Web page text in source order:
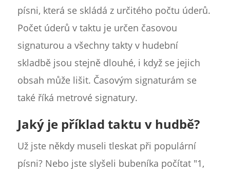
písni, která se skládá z určitého počtu úderů.
Počet úderů v taktu je určen časovou
signaturou a všechny takty v hudební
skladbě jsou stejně dlouhé, i když se jejich
obsah může lišit. Časovým signaturám se
také říká metrové signatury.
Jaký je příklad taktu v hudbě?
Už jste někdy museli tleskat při populární
písni? Nebo jste slyšeli bubeníka počítat "1,